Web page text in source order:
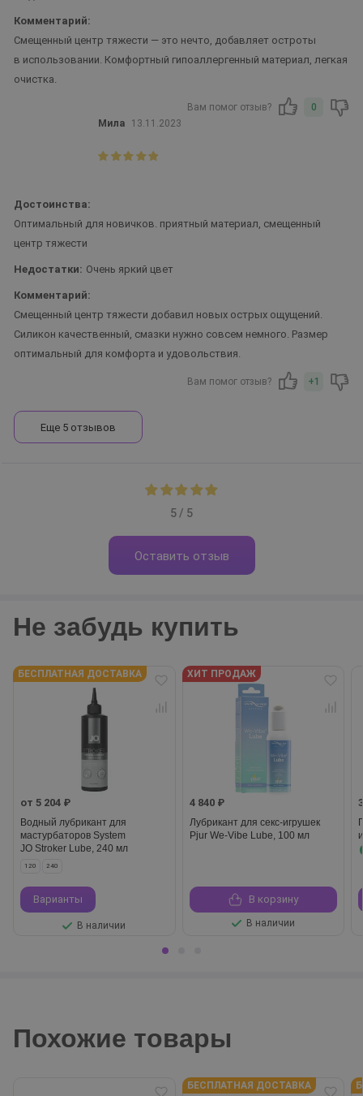
Комментарий:
Смещенный центр тяжести — это нечто, добавляет остроты
в использовании. Комфортный гипоаллергенный материал, легкая
очистка.
Вам помог отзыв?
0
Мила
13.11.2023
Достоинства:
Оптимальный для новичков. приятный материал, смещенный
центр тяжести
Недостатки: Очень яркий цвет
Комментарий:
Смещенный центр тяжести добавил новых острых ощущений.
Силикон качественный, смазки нужно совсем немного. Размер
оптимальный для комфорта и удовольствия.
Вам помог отзыв? +1
Еще 5 отзывов
5 / 5
Оставить отзыв
Не забудь купить
БЕСПЛАТНАЯ ДОСТАВКА
от 5 204 ₽
Водный лубрикант для
мастурбаторов System
JO Stroker Lube, 240 мл
120 240
Варианты
В наличии
ХИТ ПРОДАЖ
4 840 ₽
Лубрикант для секс-игрушек
Pjur We-Vibe Lube, 100 мл
В корзину
В наличии
Похожие товары
БЕСПЛАТНАЯ ДОСТАВКА